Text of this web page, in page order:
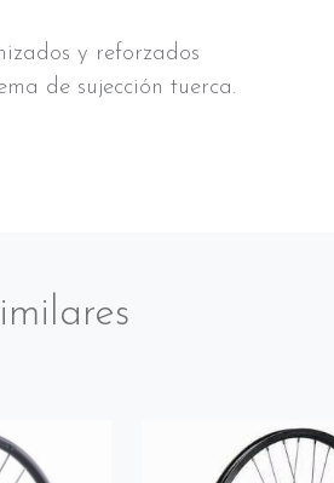
y reforzados
de sujección tuerca.